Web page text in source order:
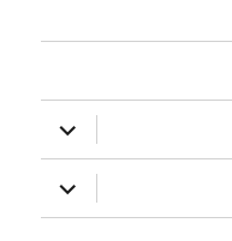
הצג
תפריט
הצג
תפריט